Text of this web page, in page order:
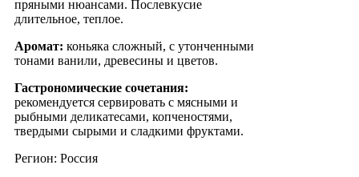
пряными нюансами. Послевкусие
длительное, теплое.
Аромат: коньяка сложный, с утонченными
тонами ванили, древесины и цветов.
Гастрономические сочетания:
рекомендуется сервировать с мясными и
рыбными деликатесами, копченостями,
твердыми сырыми и сладкими фруктами.
Регион: Россия